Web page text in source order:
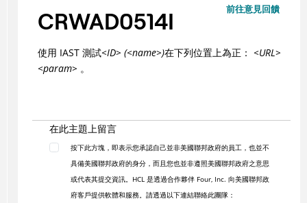
前往意見回饋
CRWAD0514I
使用 IAST 測試<ID> (<name>)在下列位置上為正： <URL>
<param> 。
在此主題上留言
按下此方塊，即表示您承認自己並非美國聯邦政府的員工，也並不
具備美國聯邦政府的身分，而且您也並非遵照美國聯邦政府之意思
或代表其提交資訊。HCL 是透過合作夥伴 Four, Inc. 向美國聯邦政
府客戶提供軟體和服務。請透過以下連結聯絡此團隊：